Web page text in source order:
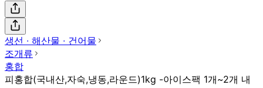
생선 ∙ 해산물 ∙ 건어물
조개류
홍합
피홍합(국내산,자숙,냉동,라운드)1kg -아이스팩 1개~2개 내